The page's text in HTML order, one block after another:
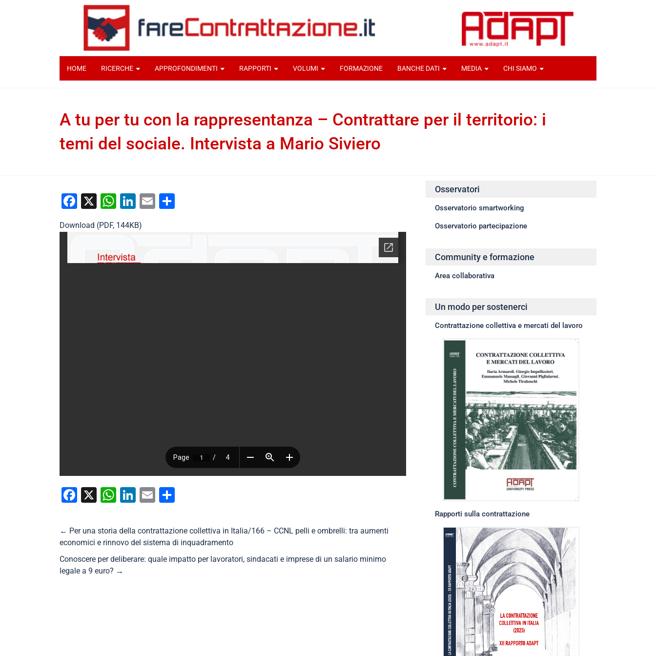
HOME RICERCHE APPROFONDIMENTI RAPPORTI VOLUMI FORMAZIONE BANCHE DATI MEDIA CHI SIAMO
A tu per tu con la rappresentanza – Contrattare per il territorio: i
temi del sociale. Intervista a Mario Siviero
Facebook
X WhatsApp
LinkedIn
Email
Download (PDF, 144KB)
Facebook
X WhatsApp
LinkedIn
Email
← Per una storia della contrattazione collettiva in Italia/166 – CCNL pelli e ombrelli: tra aumenti
economici e rinnovo del sistema di inquadramento
Conoscere per deliberare: quale impatto per lavoratori, sindacati e imprese di un salario minimo
legale a 9 euro? →
Osservatori
Osservatorio smartworking
Osservatorio partecipazione
Community e formazione
Area collaborativa
Un modo per sostenerci
Contrattazione collettiva e mercati del lavoro
Rapporti sulla contrattazione